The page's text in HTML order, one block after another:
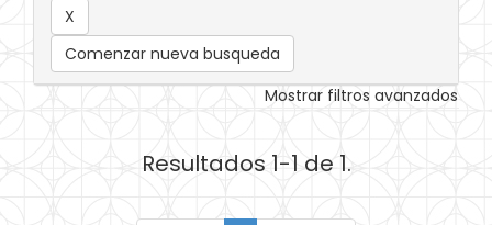
Comenzar nueva busqueda
Mostrar filtros avanzados
Resultados 1-1 de 1.